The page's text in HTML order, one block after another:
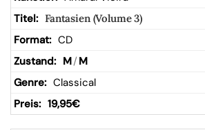
b
Fantasien (Volume 3)
CD
M/ M
Classical
19,95€